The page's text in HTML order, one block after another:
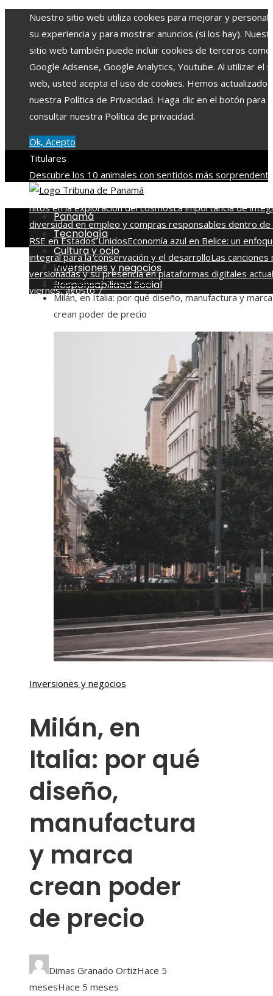
Nuestro sitio web utiliza cookies para mejorar y
su experiencia y para mostrar anuncios (si los hay).
sitio web también puede incluir cookies de terceros como
Google Adsense, Google Analytics, Youtube. Al utilizar el
web, usted acepta el uso de cookies. Hemos actualizado
nuestra Política de Privacidad. Haga clic en el botón para
consultar nuestra Política de privacidad.
Ok, Acepto
Titulares
Descubre los 10 animales con sentidos más
agudos del planetaLas 15 misiones espaciales que
hitos en la exploración del cosmosLa importancia de
diversidad en empleo y compras responsables dentro de
RSE en Estados UnidosEconomía azul en Belice: un
integral para la conservación y el desarrolloLas canciones
versionadas y su presencia en plataformas digitales
viernes, agosto 7
Panamá
Tecnología
Cultura y ocio
Inversiones y negocios
Responsabilidad Social
Inicio
Inversiones y negocios
Milán, en Italia: por qué diseño, manufactura y marca
crean poder de precio
Inversiones y negocios
Milán, en
Italia: por qué
diseño,
manufactura
y marca
crean poder
de precio
Dimas Granado OrtizHace 5
mesesHace 5 meses